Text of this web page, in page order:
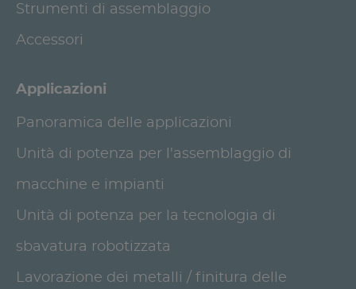
Strumenti di assemblaggio
Accessori
Applicazioni
Panoramica delle applicazioni
Unità di potenza per l'assemblaggio di
macchine e impianti
Unità di potenza per la tecnologia di
sbavatura robotizzata
Lavorazione dei metalli / finitura delle